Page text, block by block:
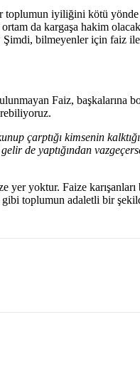
iyiliğini kötü
da kargaşa hakim
Şimdi, bilmeyenler için faiz
Faiz, başkalarına
çarptığı kimsenin
de yaptığından
yer yoktur. Faize
gibi toplumun adaletli bir